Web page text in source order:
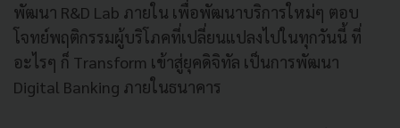
พัฒนา R&D Lab ภายใน เพื่อพัฒนาบริการใหม่ๆ ตอบ
โจทย์พฤติกรรมผู้บริโภคที่เปลี่ยนแปลงไปในทุกวันนี้ ที่
อะไรๆ ก็ Transform เข้าสู่ยุคดิจิทัล เป็นการพัฒนา
Digital Banking ภายในธนาคาร